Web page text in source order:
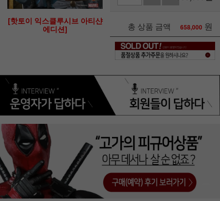
[핫토이 익스클루시브 아티샨
에디션] 총 상품 금액 658,000 원